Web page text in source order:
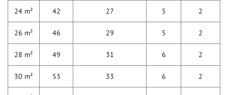
24 m² 42 27 5 2
26 m² 46 29 5 2
28 m² 49 31 6 2
30 m² 53 33 6 2